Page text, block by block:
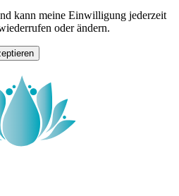
kann meine Einwilligung jederzeit
oder ändern.